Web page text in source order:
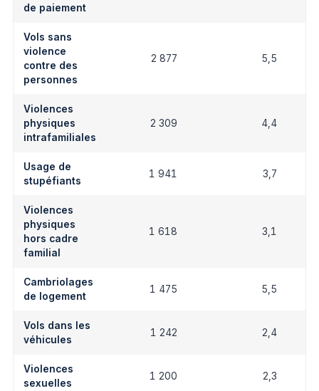
de paiement
Vols sans
violence
contre des
personnes
2 877 5,5
Violences
physiques
intrafamiliales
2 309 4,4
Usage de
stupéfiants
1 941 3,7
Violences
physiques
hors cadre
familial
1 618 3,1
Cambriolages
de logement
1 475 5,5
Vols dans les
véhicules
1 242 2,4
Violences
sexuelles
1 200 2,3